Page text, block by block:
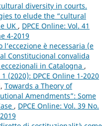
diversity in courts.
to elude the “cultural
UK , DPCE Online: Vol. 41
4-2019
l’eccezione è necessaria (e
Constitucional convalida
in Catalogna ,
(2020): DPCE Online 1-2020
Towards a Theory of
Amendments”: Some
, DPCE Online: Vol. 39 No.